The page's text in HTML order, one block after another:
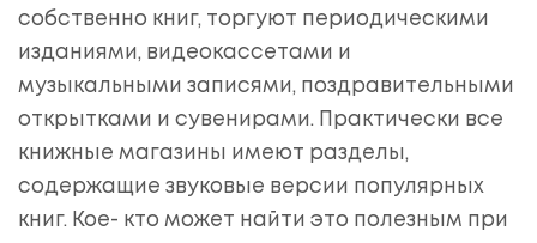
собственно книг, торгуют периодическими
изданиями, видеокассетами и
музыкальными записями, поздравительными
открытками и сувенирами. Практически все
книжные магазины имеют разделы,
содержащие звуковые версии популярных
книг. Кое- кто может найти это полезным при